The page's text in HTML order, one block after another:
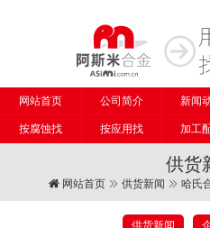
网站首页 公司简介 新闻
按腐蚀找 按应用找 加工
供货
网站首页 供货新闻 哈氏
供货新闻